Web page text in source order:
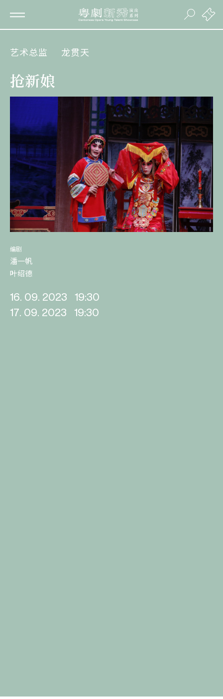
艺术总监 龙贯天
抢新娘
编剧
潘一帆
叶绍德
16. 09. 2023
19:30
17. 09. 2023
19:30